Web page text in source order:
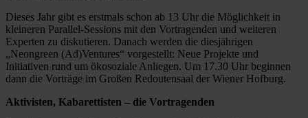
Dieses Jahr gibt es erstmals schon ab 13 Uhr die Möglichkeit in
kleineren Parallel-Sessions mit den Vortragenden und weiteren
Experten zu diskutieren. Danach werden die diesjährigen
„Neongreen (Ad)Ventures“ vorgestellt: Neue Projekte und
Initiativen rund um ökosoziale Anliegen. Um 17.30 Uhr beginnen
dann die Vorträge im Großen Redoutensaal der Wiener Hofburg.
Aktivisten, Kabarettisten – die Vortragenden